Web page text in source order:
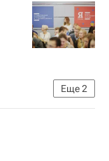
Еще2
Национальный исследовательский ядерный университет "МИФИ"